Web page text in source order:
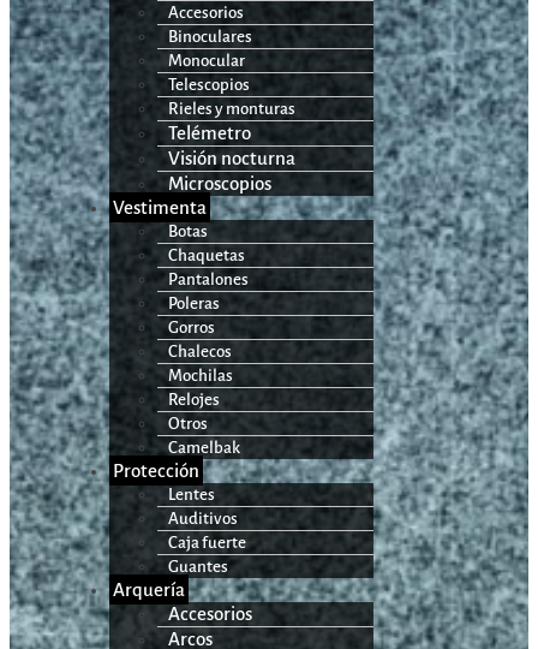
Accesorios
Binoculares
Monocular
Telescopios
Rieles y monturas
Telémetro
Visión nocturna
Microscopios
Vestimenta
Botas
Chaquetas
Pantalones
Poleras
Gorros
Chalecos
Mochilas
Relojes
Otros
Camelbak
Protección
Lentes
Auditivos
Caja fuerte
Guantes
Arquería
Accesorios
Arcos